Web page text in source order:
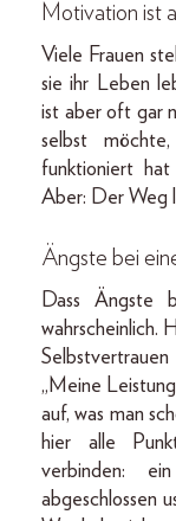
Motivation ist
Viele Frauen
sie ihr Leben
ist aber oft gar
selbst
funktioniert
Aber: Der Weg
Ängste bei
Dass Ängste
wahrscheinlich.
„Meine
auf, was man
hier alle
verbinden:
abgeschlossen